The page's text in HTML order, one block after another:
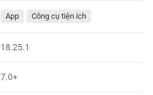
App Công cụ tiện ích
18.25.1
7.0+